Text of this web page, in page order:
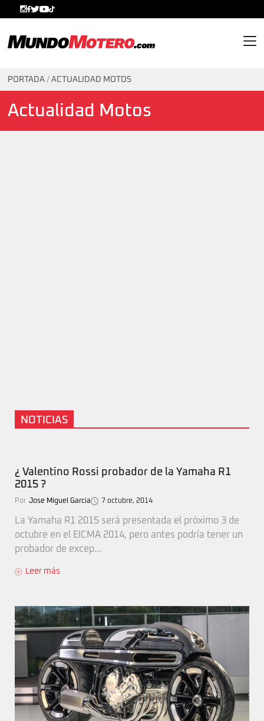
PORTADA / ACTUALIDAD MOTOS
Actualidad Motos
NOTICIAS
¿ Valentino Rossi probador de la Yamaha R1
2015 ?
Por Jose Miguel Garcia 7 octubre, 2014
La Yamaha R1 2015 será presentada el próximo 3 de
octubre en el EICMA 2014, pero antes podría tener un
probador de excep...
Leer más